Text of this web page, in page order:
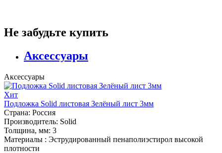
Не забудьте купить
Аксессуары
Аксессуары
Хит
Подложка Solid листовая Зелёный лист 3мм
Страна: Россия
Производитель: Solid
Толщина, мм: 3
Материалы : Эструдированный пенаполиэстирол высокой
плотности